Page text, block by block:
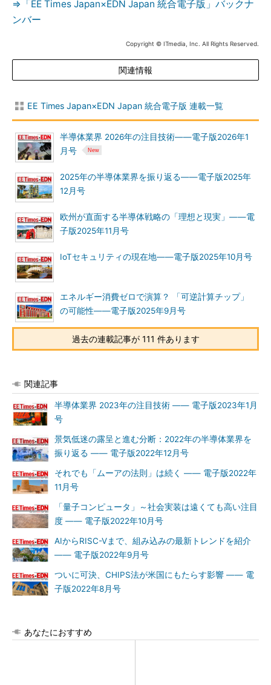
⇒「EE Times Japan×EDN Japan 統合電子版」バックナ
ンバー
Copyright © ITmedia, Inc. All Rights Reserved.
関連情報
EE Times Japan×EDN Japan 統合電子版 連載一覧
半導体業界 2026年の注目技術――電子版2026年1
月号
2025年の半導体業界を振り返る――電子版2025年
12月号
欧州が直面する半導体戦略の「理想と現実」――電
子版2025年11月号
IoTセキュリティの現在地――電子版2025年10月号
エネルギー消費ゼロで演算？ 「可逆計算チップ」
の可能性――電子版2025年9月号
過去の連載記事が 111 件あります
関連記事
半導体業界 2023年の注目技術 ―― 電子版2023年1月
号
景気低迷の露呈と進む分断：2022年の半導体業界を
振り返る ―― 電子版2022年12月号
それでも「ムーアの法則」は続く ―― 電子版2022年
11月号
「量子コンピュータ」～社会実装は遠くても高い注目
度 ―― 電子版2022年10月号
AIからRISC-Vまで、組み込みの最新トレンドを紹介
―― 電子版2022年9月号
ついに可決、CHIPS法が米国にもたらす影響 ―― 電
子版2022年8月号
あなたにおすすめ